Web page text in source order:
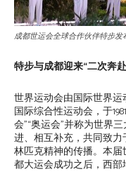
成都世运会全球合作伙伴特步发
特步与成都迎来“二次奔
世界运动会由国际世界
国际综合性运动会，于
会”“奥运会”并称为世界
进、相互补充，共同致
林匹克精神的传播。本
都大运会成功之后，西部